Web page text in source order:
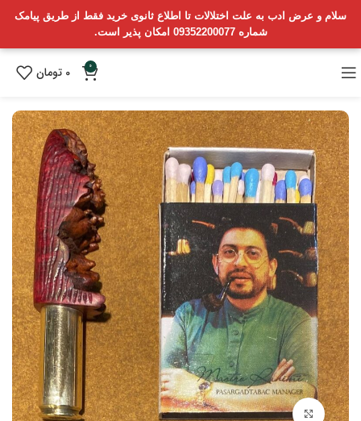
سلام و عرض ادب به علت اختلالات تا اطلاع ثانوی خرید فقط از طریق پیامک
شماره 09352200077 امکان پذیر است.
0
0 تومان
بزرگنمایی تصویر